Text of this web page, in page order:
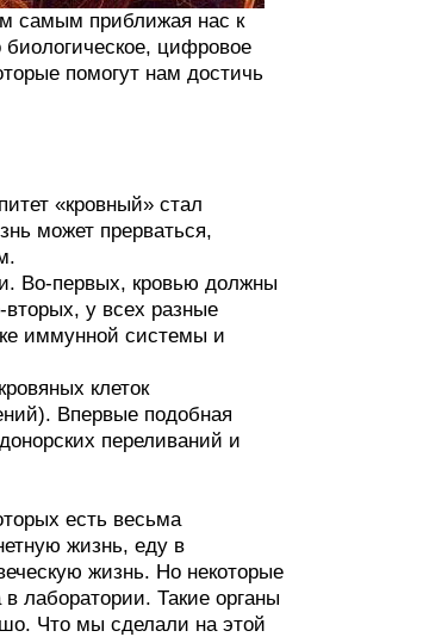
самым приближая нас к
цифровое
помогут нам достичь
«кровный» стал
может прерваться,
Во-первых, кровью должны
у всех разные
иммунной системы и
клеток
Впервые подобная
переливаний и
есть весьма
жизнь, еду в
жизнь. Но некоторые
лаборатории. Такие органы
Что мы сделали на этой